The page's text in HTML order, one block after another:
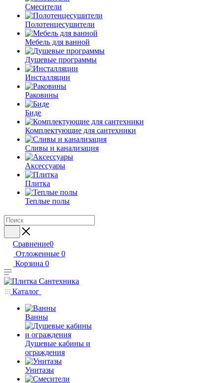
Смесители
Полотенцесушители
Мебель для ванной
Душевые программы
Инсталляции
Раковины
Биде
Комплектующие для сантехники
Сливы и канализация
Аксессуары
Плитка
Теплые полы
Сравнение0
Отложенные 0
Корзина 0
Каталог
Ванны
Душевые кабины и
ограждения
Унитазы